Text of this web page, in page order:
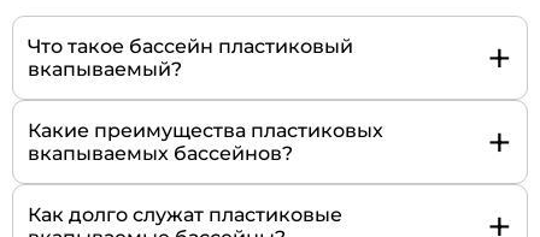
Что такое бассейн пластиковый
вкапываемый?
+
Какие преимущества пластиковых
вкапываемых бассейнов?
+
Как долго служат пластиковые
+